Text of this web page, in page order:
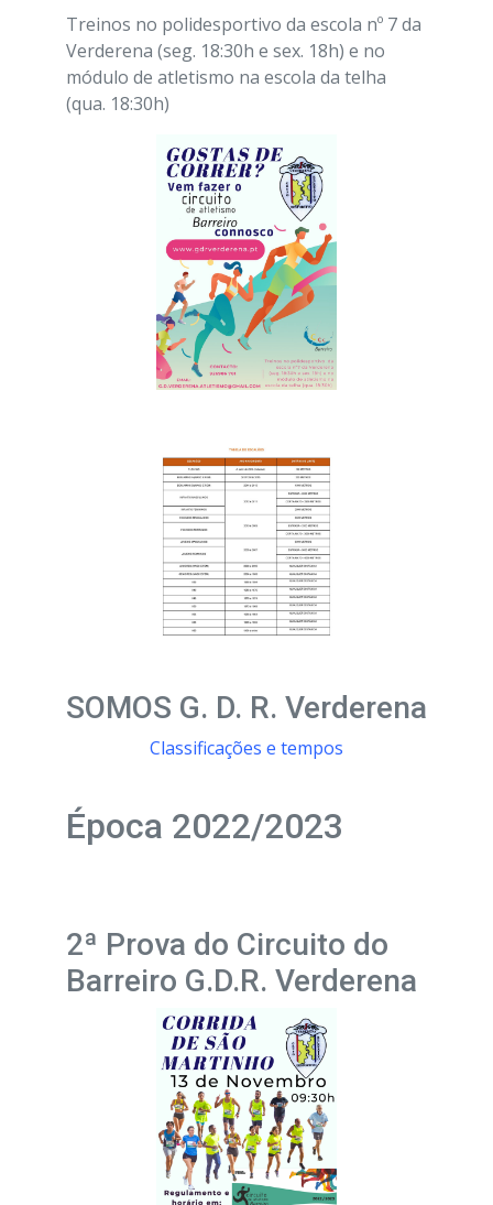
Treinos no polidesportivo da escola nº 7 da
Verderena (seg. 18:30h e sex. 18h) e no
módulo de atletismo na escola da telha
(qua. 18:30h)
SOMOS G. D. R. Verderena
Classificações e tempos
Época 2022/2023
2ª Prova do Circuito do
Barreiro G.D.R. Verderena